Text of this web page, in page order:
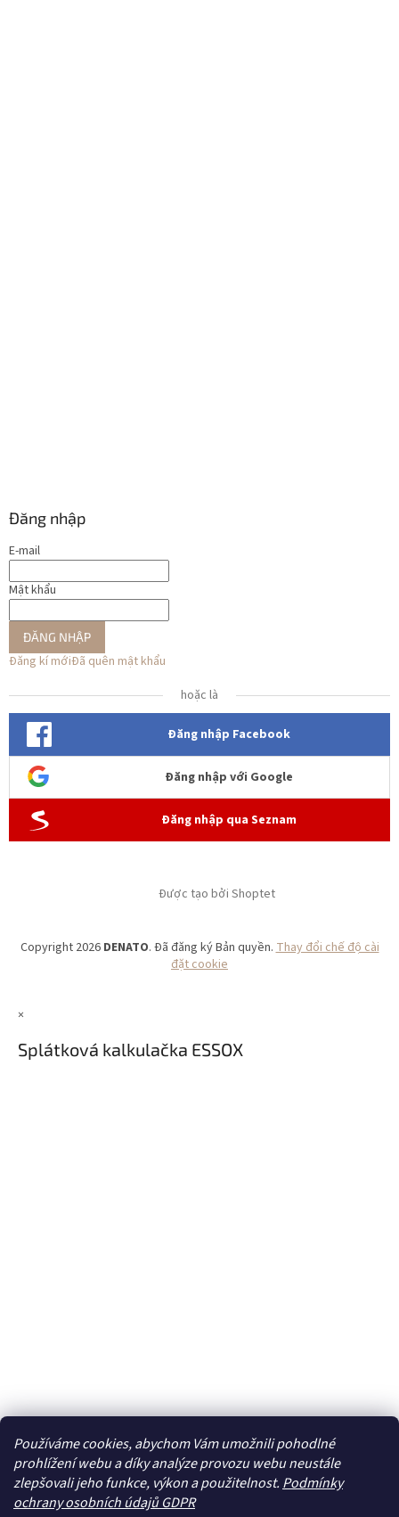
Používáme cookies, abychom Vám umožnili pohodlné
prohlížení webu a díky analýze provozu webu neustále
zlepšovali jeho funkce, výkon a použitelnost. Podmínky
ochrany osobních údajů GDPR
Đăng nhập
E-mail
Mật khẩu
ĐĂNG NHẬP
Đăng kí mớiĐã quên mật khẩu
hoặc là
Đăng nhập Facebook
Đăng nhập với Google
Đăng nhập qua Seznam
Được tạo bởi Shoptet
Copyright 2026 DENATO. Đã đăng ký Bản quyền.Thay đổi chế độ cài
đặt cookie
×
Splátková kalkulačka ESSOX